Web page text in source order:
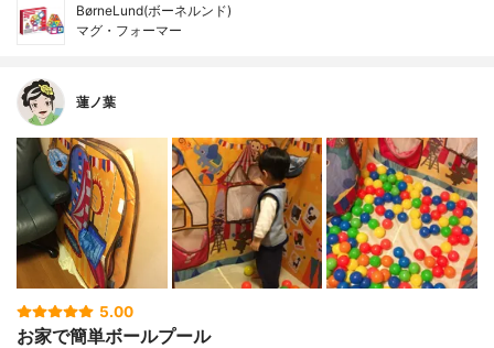
BørneLund(ボーネルンド)
マグ・フォーマー
蓮ノ葉
5.00
お家で簡単ボールプール